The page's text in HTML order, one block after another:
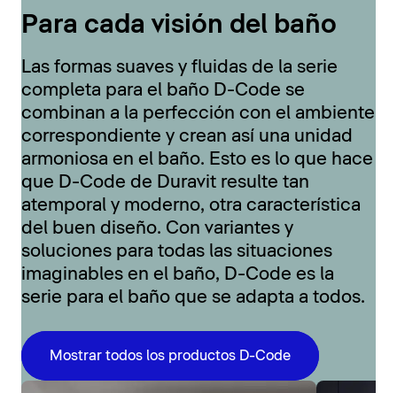
Para cada visión del baño
Las formas suaves y fluidas de la serie
completa para el baño D-Code se
combinan a la perfección con el ambiente
correspondiente y crean así una unidad
armoniosa en el baño. Esto es lo que hace
que D-Code de Duravit resulte tan
atemporal y moderno, otra característica
del buen diseño. Con variantes y
soluciones para todas las situaciones
imaginables en el baño, D-Code es la
serie para el baño que se adapta a todos.
Mostrar todos los productos D-Code